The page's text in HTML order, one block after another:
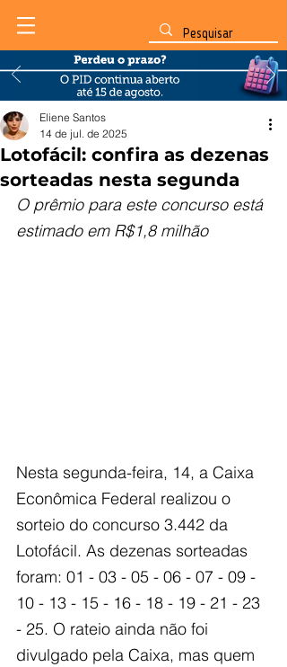
Lotofácil: confira as dezenas
sorteadas nesta segunda
Eliene Santos
14 de jul. de 2025
O prêmio para este concurso está
estimado em R$1,8 milhão
Nesta segunda-feira, 14, a Caixa
Econômica Federal realizou o
sorteio do concurso 3.442 da
Lotofácil. As dezenas sorteadas
foram: 01 - 03 - 05 - 06 - 07 - 09 -
10 - 13 - 15 - 16 - 18 - 19 - 21 - 23
- 25. O rateio ainda não foi
divulgado pela Caixa, mas quem